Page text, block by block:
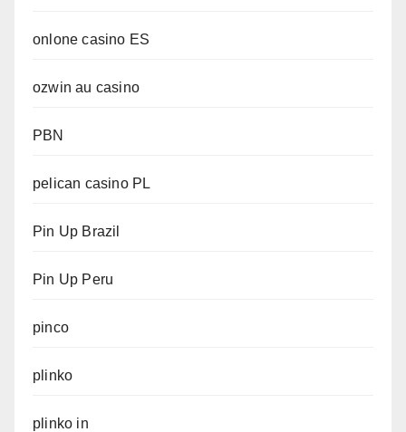
onlone casino ES
ozwin au casino
PBN
pelican casino PL
Pin Up Brazil
Pin Up Peru
pinco
plinko
plinko in